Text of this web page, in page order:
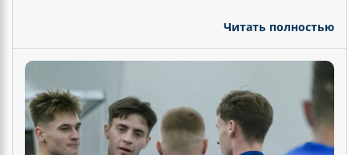
Читать полностью